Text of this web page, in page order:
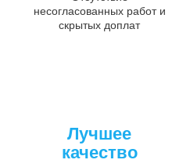
несогласованных работ и
скрытых доплат
Лучшее
качество